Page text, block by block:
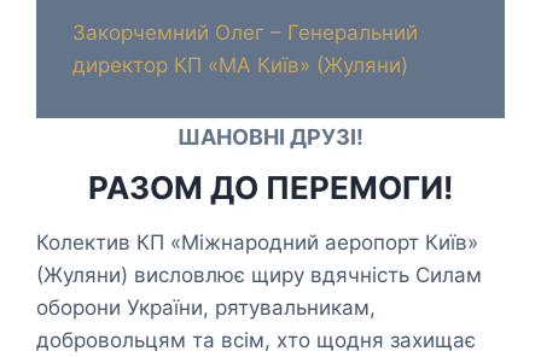
Закорчемний Олег – Генеральний
директор КП «МА Київ» (Жуляни)
ШАНОВНІ ДРУЗІ!
РАЗОМ ДО ПЕРЕМОГИ!
Колектив КП «Міжнародний аеропорт Київ»
(Жуляни) висловлює щиру вдячність Силам
оборони України, рятувальникам,
добровольцям та всім, хто щодня захищає